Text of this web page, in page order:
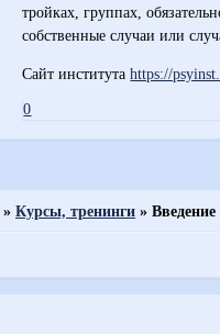
тройках, группах,
собственные случаи или
Сайт институтаhttps://
0
»Курсы, тренинги »